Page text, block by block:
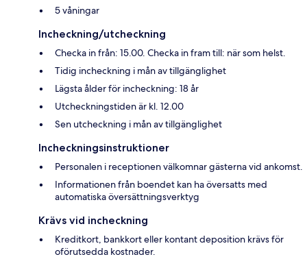
5 våningar
Incheckning/utcheckning
Checka in från: 15.00. Checka in fram till: när som helst.
Tidig incheckning i mån av tillgänglighet
Lägsta ålder för incheckning: 18 år
Utcheckningstiden är kl. 12.00
Sen utcheckning i mån av tillgänglighet
Incheckningsinstruktioner
Personalen i receptionen välkomnar gästerna vid ankomst.
Informationen från boendet kan ha översatts med
automatiska översättningsverktyg
Krävs vid incheckning
Kreditkort, bankkort eller kontant deposition krävs för
oförutsedda kostnader.